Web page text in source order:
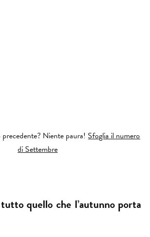
precedente? Niente paura!Sfoglia il numero
di Settembre
quello che l’autunno porta